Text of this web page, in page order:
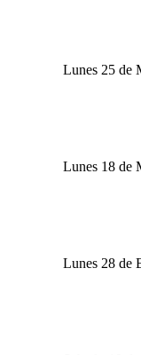
Lunes 25 de
Lunes 18 de
Lunes 28 de